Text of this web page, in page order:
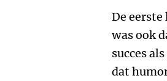
De
was ook
succes
dat